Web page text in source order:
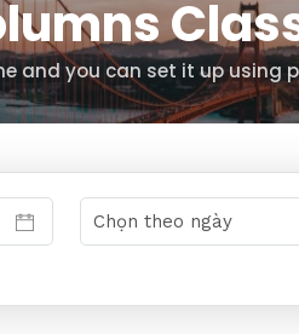
and you can set it up using